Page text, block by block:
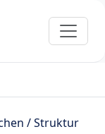
/ Struktur